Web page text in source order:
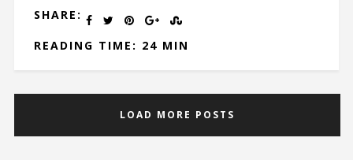
SHARE:
READING TIME: 24 MIN
LOAD MORE POSTS